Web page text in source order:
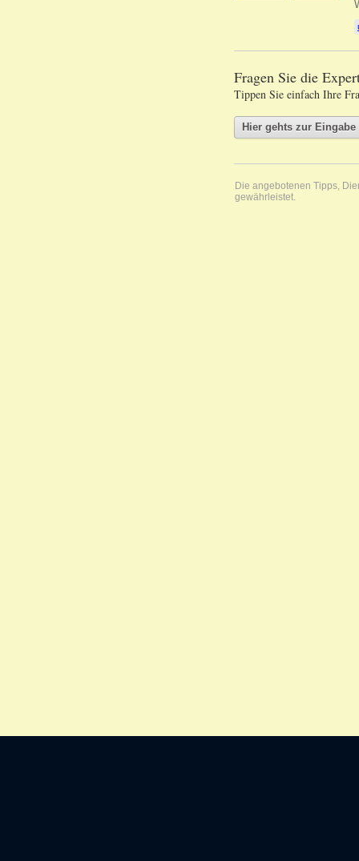
Fragen Sie die
Tippen Sie einfach Ihre
Die angebotenen Tipps,
gewährleistet.